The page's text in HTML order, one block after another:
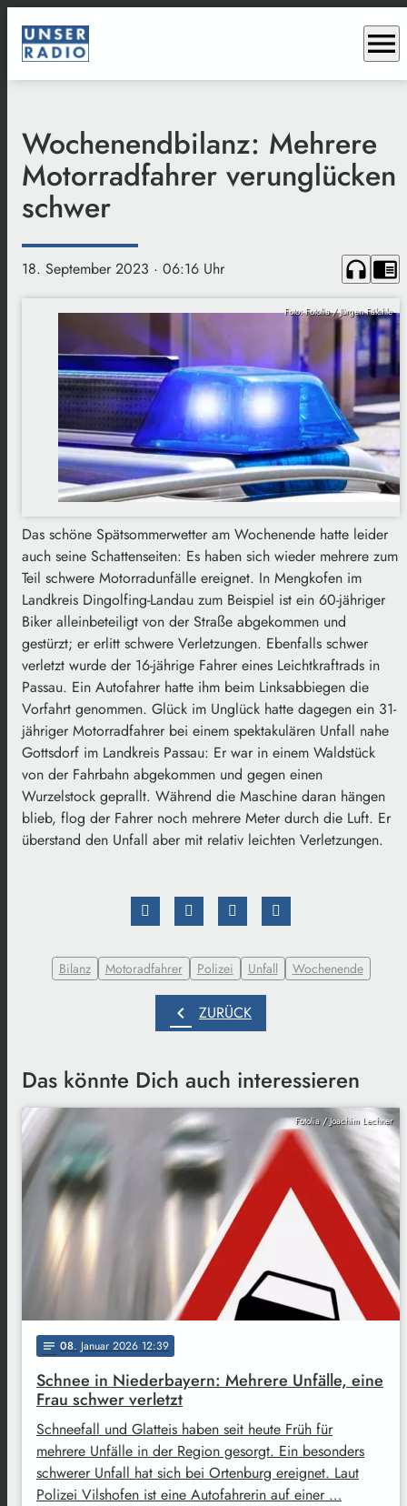
menu
Wochenendbilanz: Mehrere
Motorradfahrer verunglücken
schwer
18. September 2023 · 06:16 Uhr headphones chrome_reader_mode
Foto: Fotolia / Jürgen Fälchle
Das schöne Spätsommerwetter am Wochenende hatte leider
auch seine Schattenseiten: Es haben sich wieder mehrere zum
Teil schwere Motorradunfälle ereignet. In Mengkofen im
Landkreis Dingolfing-Landau zum Beispiel ist ein 60-jähriger
Biker alleinbeteiligt von der Straße abgekommen und
gestürzt; er erlitt schwere Verletzungen. Ebenfalls schwer
verletzt wurde der 16-jährige Fahrer eines Leichtkraftrads in
Passau. Ein Autofahrer hatte ihm beim Linksabbiegen die
Vorfahrt genommen. Glück im Unglück hatte dagegen ein 31-
jähriger Motorradfahrer bei einem spektakulären Unfall nahe
Gottsdorf im Landkreis Passau: Er war in einem Waldstück
von der Fahrbahn abgekommen und gegen einen
Wurzelstock geprallt. Während die Maschine daran hängen
blieb, flog der Fahrer noch mehrere Meter durch die Luft. Er
überstand den Unfall aber mit relativ leichten Verletzungen.
Bilanz Motoradfahrer Polizei Unfall Wochenende
chevron_left ZURÜCK
Das könnte Dich auch interessieren
Fotolia / Joachim Lechner
notes 08. Januar 2026 12:39
Schnee in Niederbayern: Mehrere Unfälle, eine
Frau schwer verletzt
Schneefall und Glatteis haben seit heute Früh für
mehrere Unfälle in der Region gesorgt. Ein besonders
schwerer Unfall hat sich bei Ortenburg ereignet. Laut
Polizei Vilshofen ist eine Autofahrerin auf einer …